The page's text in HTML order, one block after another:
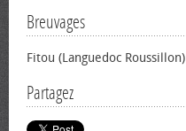
Breuvages
Fitou (Languedoc Roussillon)
Partagez